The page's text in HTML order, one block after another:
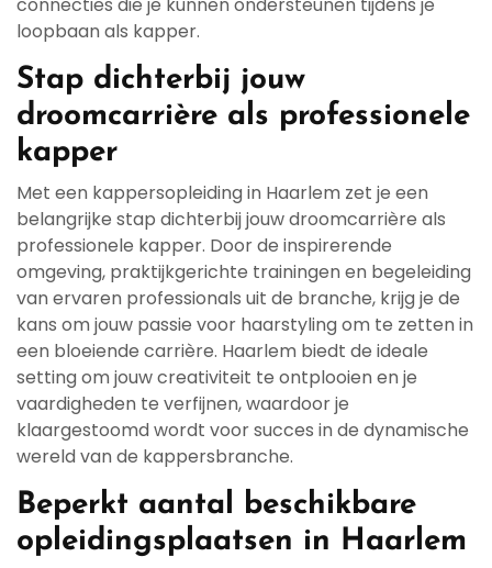
loopbaan als kapper.
Stap dichterbij jouw
droomcarrière als professionele
kapper
Met een kappersopleiding in Haarlem zet je een
belangrijke stap dichterbij jouw droomcarrière als
professionele kapper. Door de inspirerende
omgeving, praktijkgerichte trainingen en begeleiding
van ervaren professionals uit de branche, krijg je de
kans om jouw passie voor haarstyling om te zetten in
een bloeiende carrière. Haarlem biedt de ideale
setting om jouw creativiteit te ontplooien en je
vaardigheden te verfijnen, waardoor je
klaargestoomd wordt voor succes in de dynamische
wereld van de kappersbranche.
Beperkt aantal beschikbare
opleidingsplaatsen in Haarlem